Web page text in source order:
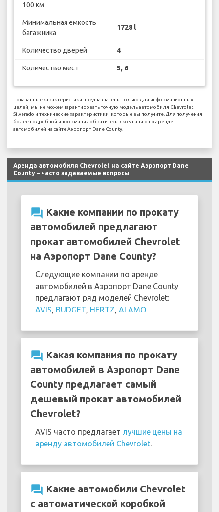
100 км
Минимальная емкость
багажника
1728 l
Количество дверей 4
Количество мест 5, 6
Показанные характеристики предназначены только для информационных
целей, мы не можем гарантировать точную модель автомобиля Chevrolet
Silverado и технические характеристики, которые вы получите. Для получения
более подробной информации обратитесь в компанию по аренде
автомобилей на сайте Аэропорт Dane County.
Аренда автомобиля Chevrolet на сайте Аэропорт Dane
County – часто задаваемые вопросы
question_answer Какие компании по прокату
автомобилей предлагают
прокат автомобилей Chevrolet
на Аэропорт Dane County?
Следующие компании по аренде
автомобилей в Аэропорт Dane County
предлагают ряд моделей Chevrolet:
AVIS, BUDGET, HERTZ, ALAMO
question_answer Какая компания по прокату
автомобилей в Аэропорт Dane
County предлагает самый
дешевый прокат автомобилей
Chevrolet?
AVIS часто предлагает лучшие цены на
аренду автомобилей Chevrolet.
question_answer Какие автомобили Chevrolet
с автоматической коробкой